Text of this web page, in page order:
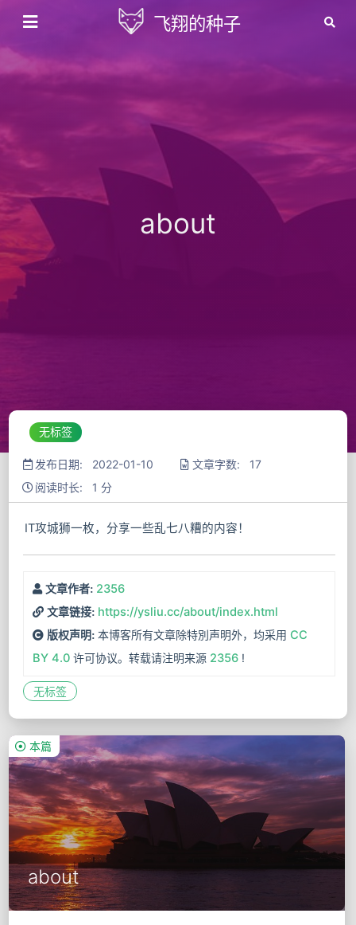
飞翔的种子
about
无标签
发布日期: 2022-01-10
文章字数: 17
阅读时长: 1 分
IT攻城狮一枚，分享一些乱七八糟的内容！
文章作者: 2356
文章链接: https://ysliu.cc/about/index.html
版权声明: 本博客所有文章除特別声明外，均采用CC
BY 4.0 许可协议。转载请注明来源 2356 !
无标签
本篇
about